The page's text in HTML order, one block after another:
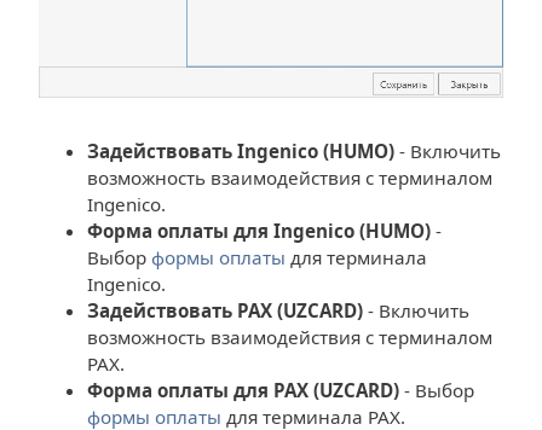
Задействовать Ingenico (HUMO) - Включить
возможность взаимодействия с терминалом
Ingenico.
Форма оплаты для Ingenico (HUMO) -
Выбор формы оплаты для терминала
Ingenico.
Задействовать PAX (UZCARD) - Включить
возможность взаимодействия с терминалом
PAX.
Форма оплаты для PAX (UZCARD) - Выбор
формы оплаты для терминала PAX.